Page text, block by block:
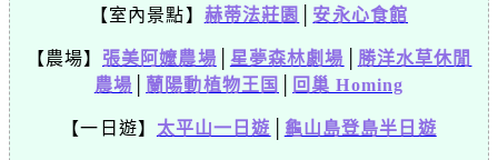
【室內景點】 赫蒂法莊園 安永心食館
【農場】 張美阿嬤農場 星夢森林劇場
勝洋水草休閒
農場
蘭陽動植物王国 回巢 Homing
【一日遊】 太平山一日遊 龜山島登島半日遊